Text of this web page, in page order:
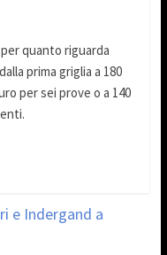
quanto riguarda
prima griglia a 180
per sei prove o a 140
e Indergand a